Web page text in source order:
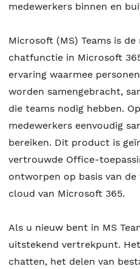
medewerkers binnen en
Microsoft (MS) Teams is
chatfunctie in Microsoft
ervaring waarmee
worden samengebracht,
die teams nodig hebben.
medewerkers eenvoudig
bereiken. Dit product is
vertrouwde Office-
ontworpen op basis van
cloud van Microsoft 365.
Als u nieuw bent in MS
uitstekend vertrekpunt.
chatten, het delen van